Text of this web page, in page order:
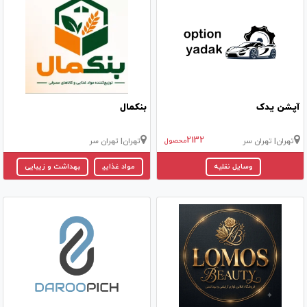
آپشن یدک
تهران| تهران سر 2132محصول
وسایل نقلیه
بنکمال
تهران| تهران سر
مواد غذایی بهداشت و زیبایی